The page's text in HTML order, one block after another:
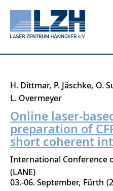
Direkt
zum
Inhalt
H. Dittmar P. Jäschke O.
L. Overmeyer
Online laser-
preparation of
short coherent
International Conference
(LANE)
03.-06. September Fürth